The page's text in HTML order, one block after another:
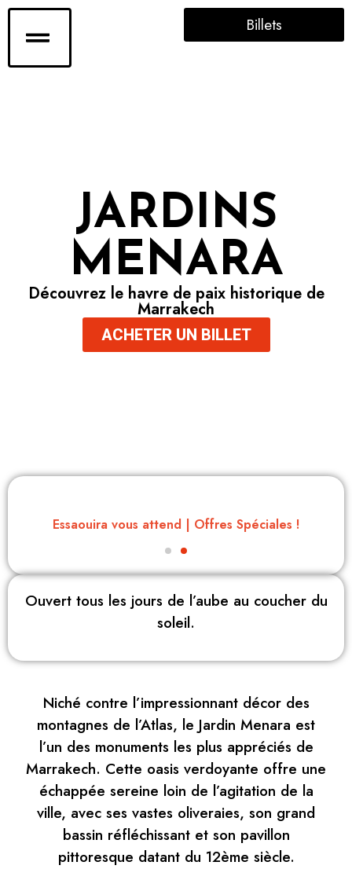
Billets
JARDINS
MENARA
Découvrez le havre de paix historique de
Marrakech
ACHETER UN BILLET
Essaouira vous attend | Offres Spéciales !
Ouvert tous les jours de l’aube au coucher du
soleil.
Niché contre l’impressionnant décor des
montagnes de l’Atlas, le Jardin Menara est
l’un des monuments les plus appréciés de
Marrakech. Cette oasis verdoyante offre une
échappée sereine loin de l’agitation de la
ville, avec ses vastes oliveraies, son grand
bassin réfléchissant et son pavillon
pittoresque datant du 12ème siècle.